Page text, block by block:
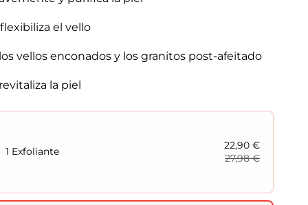
el vello
vellos enconados y los granitos post-afeitado
la piel
1 Exfoliante
22,90 €
27,98 €